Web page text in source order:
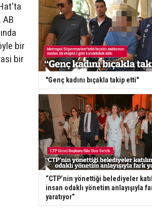
AB
bir
bir
"Genç kadını bıçakla takip etti"
“CTP’nin yönettiği belediyeler
insan odaklı yönetim anlayışıyla
yaratıyor”